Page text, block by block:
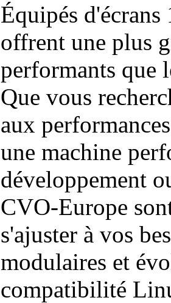
Équipés
offrent une plus
performants que
Que vous
aux
une machine
développement
CVO-Europe
s'ajuster à vos
modulaires et
compatibilité